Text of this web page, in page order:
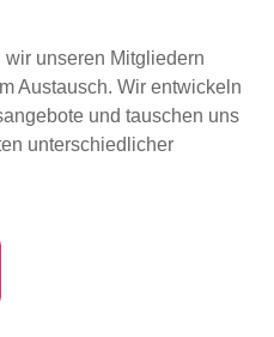
unseren Mitgliedern
Austausch. Wir entwickeln
und tauschen uns
unterschiedlicher